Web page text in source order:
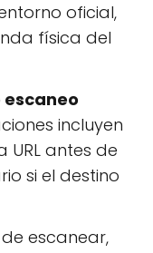
oficial,
física del
incluyen
URL antes de
si el destino
escanear,